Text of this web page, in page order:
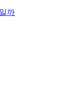
까